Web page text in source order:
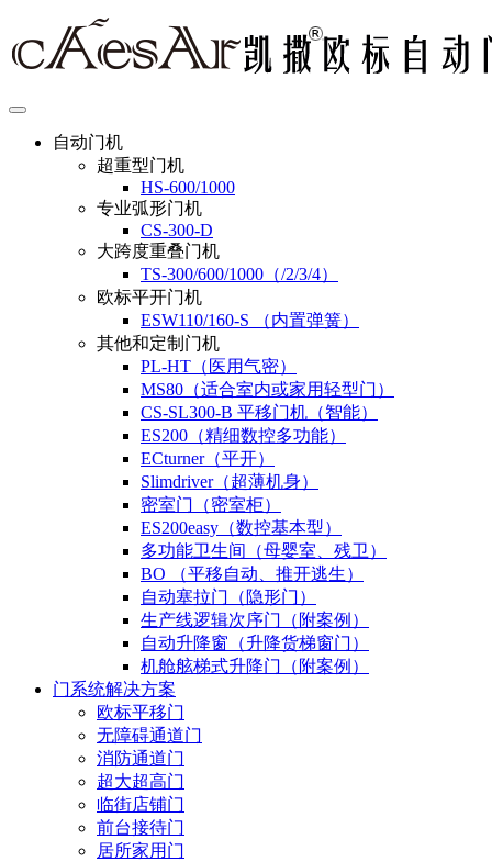
自动门机
超重型门机
HS-600/1000
专业弧形门机
CS-300-D
大跨度重叠门机
TS-300/600/1000（/2/3/4）
欧标平开门机
ESW110/160-S （内置弹簧）
其他和定制门机
PL-HT（医用气密）
MS80（适合室内或家用轻型门）
CS-SL300-B 平移门机（智能）
ES200（精细数控多功能）
ECturner（平开）
Slimdriver（超薄机身）
密室门（密室柜）
ES200easy（数控基本型）
多功能卫生间（母婴室、残卫）
BO （平移自动、推开逃生）
自动塞拉门（隐形门）
生产线逻辑次序门（附案例）
自动升降窗（升降货梯窗门）
机舱舷梯式升降门（附案例）
门系统解决方案
欧标平移门
无障碍通道门
消防通道门
超大超高门
临街店铺门
前台接待门
居所家用门